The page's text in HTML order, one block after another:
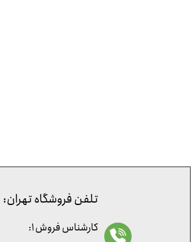
تلفن فروشگاه تهران:
کارشناس فروش ۱: